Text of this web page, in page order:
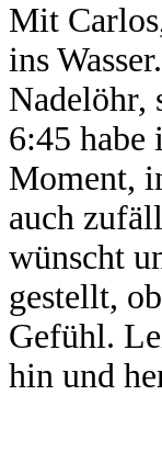
Mit
ins
Nadelöhr,
6:45
Moment,
auch
wünscht
gestellt,
Gefühl.
hin und